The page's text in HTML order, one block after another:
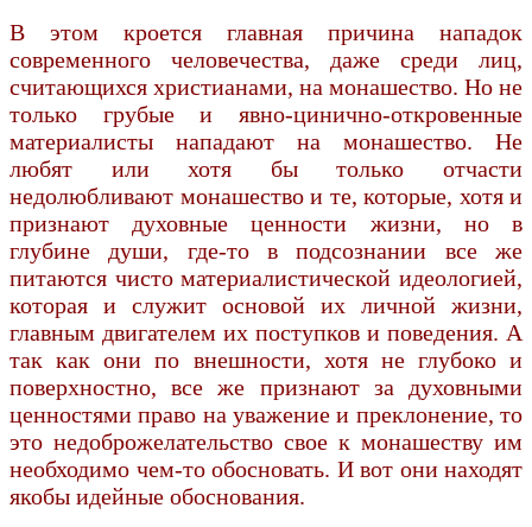
В этом кроется главная причина нападок
современного человечества, даже среди лиц,
считающихся христианами, на монашество. Но не
только грубые и явно-цинично-откровенные
материалисты нападают на монашество. Не
любят или хотя бы только отчасти
недолюбливают монашество и те, которые, хотя и
признают духовные ценности жизни, но в
глубине души, где-то в подсознании все же
питаются чисто материалистической идеологией,
которая и служит основой их личной жизни,
главным двигателем их поступков и поведения. А
так как они по внешности, хотя не глубоко и
поверхностно, все же признают за духовными
ценностями право на уважение и преклонение, то
это недоброжелательство свое к монашеству им
необходимо чем-то обосновать. И вот они находят
якобы идейные обоснования.